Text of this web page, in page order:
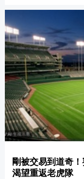
剛被交易到道奇
渴望重返老虎隊